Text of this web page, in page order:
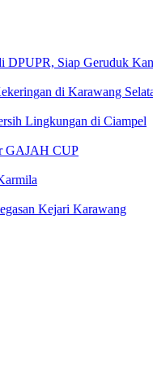
Siap Geruduk
di Karawang
Lingkungan di Ciampel
GAJAH CUP
Kejari Karawang